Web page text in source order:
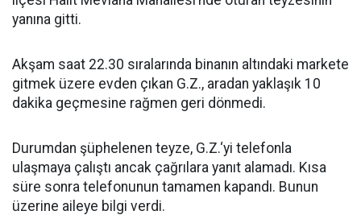
yanına gitti.
Akşam saat 22.30 sıralarında binanın altındaki markete
gitmek üzere evden çıkan G.Z., aradan yaklaşık 10
dakika geçmesine rağmen geri dönmedi.
Durumdan şüphelenen teyze, G.Z.‘yi telefonla
ulaşmaya çalıştı ancak çağrılara yanıt alamadı. Kısa
süre sonra telefonunun tamamen kapandı. Bunun
üzerine aileye bilgi verdi.